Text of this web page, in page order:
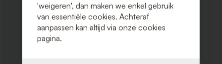
'weigeren', dan maken we enkel gebruik
van essentiële cookies. Achteraf
aanpassen kan altijd via onze cookies
pagina.